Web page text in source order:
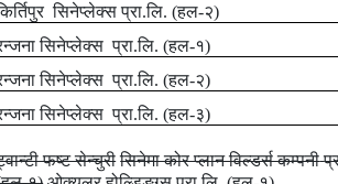
सिनेप्लेक्स प्रा.लि. (हल-२)
सिनेप्लेक्स प्रा.लि. (हल-१)
सिनेप्लेक्स प्रा.लि. (हल-२)
सिनेप्लेक्स प्रा.लि. (हल-३)
फष्ट सेन्चुरी सिनेमा कोर प्लान विल्डर्स कम्पनी